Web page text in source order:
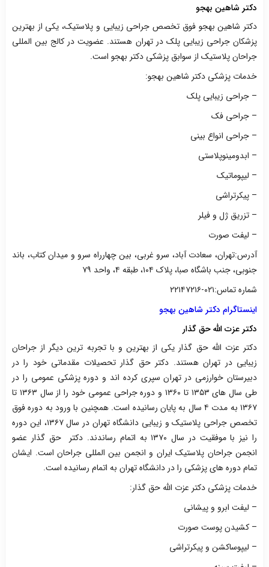
دکتر شاهین بهجو
دکتر شاهین بهجو فوق تخصص جراحی زیبایی و پلاستیک، یکی از بهترین
پزشکان جراحی زیبایی پلک در تهران هستند. عضویت در کالج بین المللی
جراحان پلاستیک از سوابق پزشکی دکتر بهجو است.
خدمات پزشکی دکتر شاهین بهجو:
– جراحی زیبایی پلک
– جراحی فک
– جراحی انواع بینی
– ابدومینوپلاستی
– لیپوماتیک
– پیکرتراشی
– تزریق ژل و فیلر
– لیفت صورت
آدرس:تهران، سعادت آباد، سرو غربی، بین چهارراه سرو و میدان کتاب، باند
جنوبی، جنب باشگاه صبا، پلاک ۱۰۴، طبقه ۴، واحد ۷۹
شماره تماس:۰۲۱-۲۲۱۴۷۲۱۶
اینستاگرام دکتر شاهین بهجو
دکتر عزت الله حق گذار
دکتر عزت الله حق گذار یکی از بهترین و با تجربه ترین دیگر از جراحان
زیبایی در تهران هستند. دکتر حق گذار تحصیلات مقدماتی خود را در
دبیرستان خوارزمی در تهران سپری کرده اند و دوره پزشکی عمومی را در
طی سال های ۱۳۵۳ تا ۱۳۶۰ و دوره جراحی عمومی خود را از سال ۱۳۶۳ تا
۱۳۶۷ به مدت ۴ سال به پایان رسانیده است. همچنین با ورود به دوره فوق
تخصص جراحی پلاستیک و زیبایی دانشگاه تهران در سال ۱۳۶۷، این دوره
را نیز با موفقیت در سال ۱۳۷۰ به اتمام رساندند. دکتر حق گذار عضو
انجمن جراحان پلاستیک ایران و انجمن بین المللی جراحان است. ایشان
تمام دوره های پزشکی را در دانشگاه تهران به اتمام رسانیده است.
خدمات پزشکی دکتر عزت الله حق گذار:
– لیفت ابرو و پیشانی
– کشیدن پوست صورت
– لیپوساکشن و پیکرتراشی